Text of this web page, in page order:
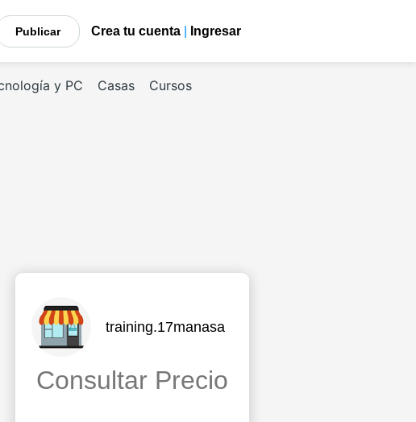
Publicar Crea tu cuenta Ingresar
y PC Casas Cursos
training.17manasa
Consultar Precio